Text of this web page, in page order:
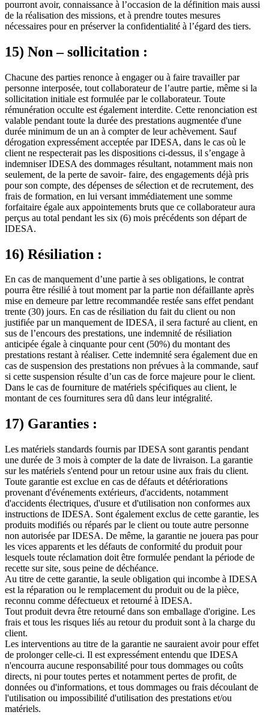
pourront avoir, connaissance à l’occasion de la définition mais aussi
de la réalisation des missions, et à prendre toutes mesures
nécessaires pour en préserver la confidentialité à l’égard des tiers.
15) Non – sollicitation :
Chacune des parties renonce à engager ou à faire travailler par
personne interposée, tout collaborateur de l’autre partie, même si la
sollicitation initiale est formulée par le collaborateur. Toute
rémunération occulte est également interdite. Cette renonciation est
valable pendant toute la durée des prestations augmentée d'une
durée minimum de un an à compter de leur achèvement. Sauf
dérogation expressément acceptée par IDESA, dans le cas où le
client ne respecterait pas les dispositions ci-dessus, il s’engage à
indemniser IDESA des dommages résultant, notamment mais non
seulement, de la perte de savoir- faire, des engagements déjà pris
pour son compte, des dépenses de sélection et de recrutement, des
frais de formation, en lui versant immédiatement une somme
forfaitaire égale aux appointements bruts que ce collaborateur aura
perçus au total pendant les six (6) mois précédents son départ de
IDESA.
16) Résiliation :
En cas de manquement d’une partie à ses obligations, le contrat
pourra être résilié à tout moment par la partie non défaillante après
mise en demeure par lettre recommandée restée sans effet pendant
trente (30) jours. En cas de résiliation du fait du client ou non
justifiée par un manquement de IDESA, il sera facturé au client, en
sus de l’encours des prestations, une indemnité de résiliation
anticipée égale à cinquante pour cent (50%) du montant des
prestations restant à réaliser. Cette indemnité sera également due en
cas de suspension des prestations non prévues à la commande, sauf
si cette suspension résulte d’un cas de force majeure pour le client.
Dans le cas de fourniture de matériels spécifiques au client, le
montant de ces fournitures sera dû dans leur intégralité.
17) Garanties :
Les matériels standards fournis par IDESA sont garantis pendant
une durée de 3 mois à compter de la date de livraison. La garantie
sur les matériels s'entend pour un retour usine aux frais du client.
Toute garantie est exclue en cas de défauts et détériorations
provenant d'événements extérieurs, d'accidents, notamment
d'accidents électriques, d'usure et d'utilisation non conformes aux
instructions de IDESA. Sont également exclus de cette garantie, les
produits modifiés ou réparés par le client ou toute autre personne
non autorisée par IDESA. De même, la garantie ne jouera pas pour
les vices apparents et les défauts de conformité du produit pour
lesquels toute réclamation doit être formulée pendant la période de
recette sur site, sous peine de déchéance.
Au titre de cette garantie, la seule obligation qui incombe à IDESA
est la réparation ou le remplacement du produit ou de la pièce,
reconnu comme défectueux et retourné à IDESA.
Tout produit devra être retourné dans son emballage d'origine. Les
frais et tous les risques liés au retour du produit sont à la charge du
client.
Les interventions au titre de la garantie ne sauraient avoir pour effet
de prolonger celle-ci. Il est expressément entendu que IDESA
n'encourra aucune responsabilité pour tous dommages ou coûts
directs, ni pour toutes pertes et notamment pertes de profit, de
données ou d'informations, et tous dommages ou frais découlant de
l'utilisation ou impossibilité d'utilisation des prestations et/ou
matériels.